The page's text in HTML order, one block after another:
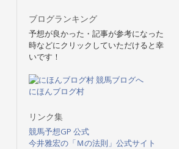
ブログランキング
予想が良かった・記事が参考になった
時などにクリックしていただけると幸
いです！
にほんブログ村
リンク集
競馬予想GP 公式
今井雅宏の「Ｍの法則」公式サイト